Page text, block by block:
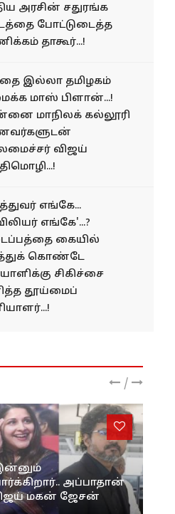
அரசின் சதுரங்க
போட்டுடைத்த
தாகூர்...!
இல்லா தமிழகம்
மாஸ் பிளான்...!
மாநிலக் கல்லூரி
விஜய்
எங்கே...
எங்கே'...?
கையில்
கொண்டே
சிகிச்சை
தூய்மைப்
/
அப்பாதான்
மகன் ஜேசன்